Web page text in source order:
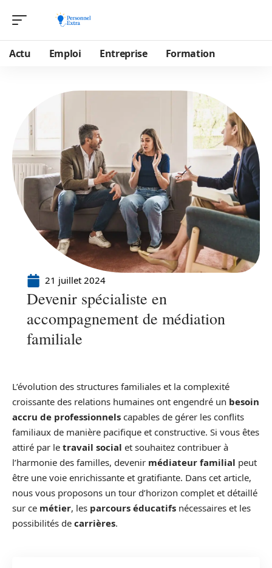
Actu Emploi Entreprise Formation
21 juillet 2024
Devenir spécialiste en
accompagnement de médiation
familiale
L’évolution des structures familiales et la complexité
croissante des relations humaines ont engendré un besoin
accru de professionnels capables de gérer les conflits
familiaux de manière pacifique et constructive. Si vous êtes
attiré par le travail social et souhaitez contribuer à
l’harmonie des familles, devenir médiateur familial peut
être une voie enrichissante et gratifiante. Dans cet article,
nous vous proposons un tour d’horizon complet et détaillé
sur ce métier, les parcours éducatifs nécessaires et les
possibilités de carrières.